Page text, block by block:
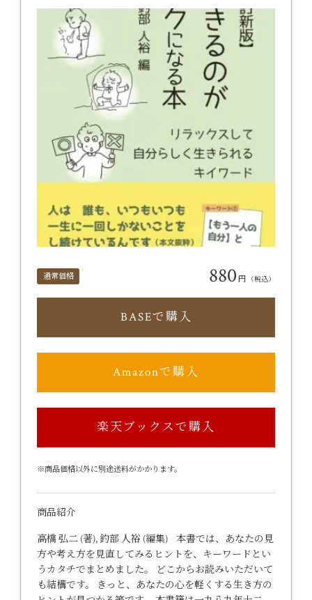
通常価格 880 円 （税込）
BASEで購入
Amazonで購入
楽天ブックスで購入
※商品価格以外に別途送料がかかります。
商品紹介
高橋 弘二 (著), 釣部 人裕 (編集) 本書では、あなたの見
方や考え方を見直してみるヒントを、キーワードとい
うカタチでまとめました。 どこからお読みいただいて
も結構です。 きっと、あなたの心を軽くする生き方の